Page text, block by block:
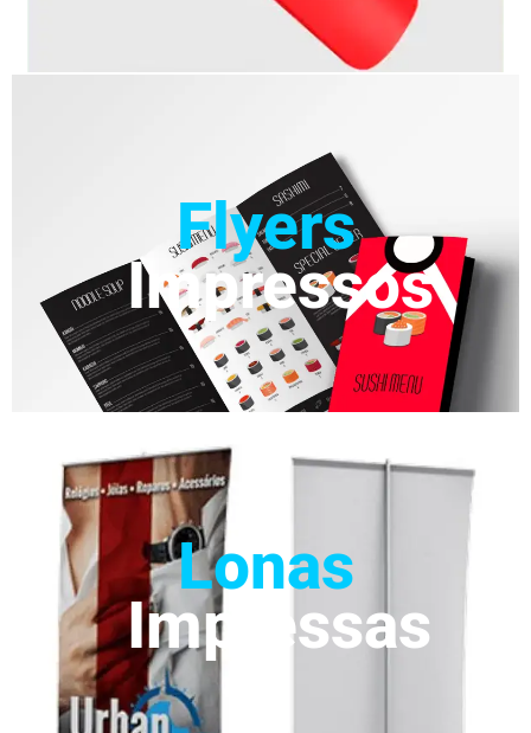
Flyers
Impressos
Lonas
Impressas